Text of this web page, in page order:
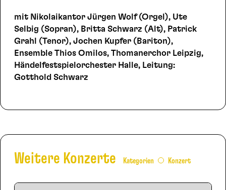
mit Nikolaikantor Jürgen Wolf (Orgel), Ute
Selbig (Sopran), Britta Schwarz (Alt), Patrick
Grahl (Tenor), Jochen Kupfer (Bariton),
Ensemble Thios Omilos, Thomanerchor Leipzig,
Händelfestspielorchester Halle, Leitung:
Gotthold Schwarz
Weitere Konzerte Kategorien Konzert